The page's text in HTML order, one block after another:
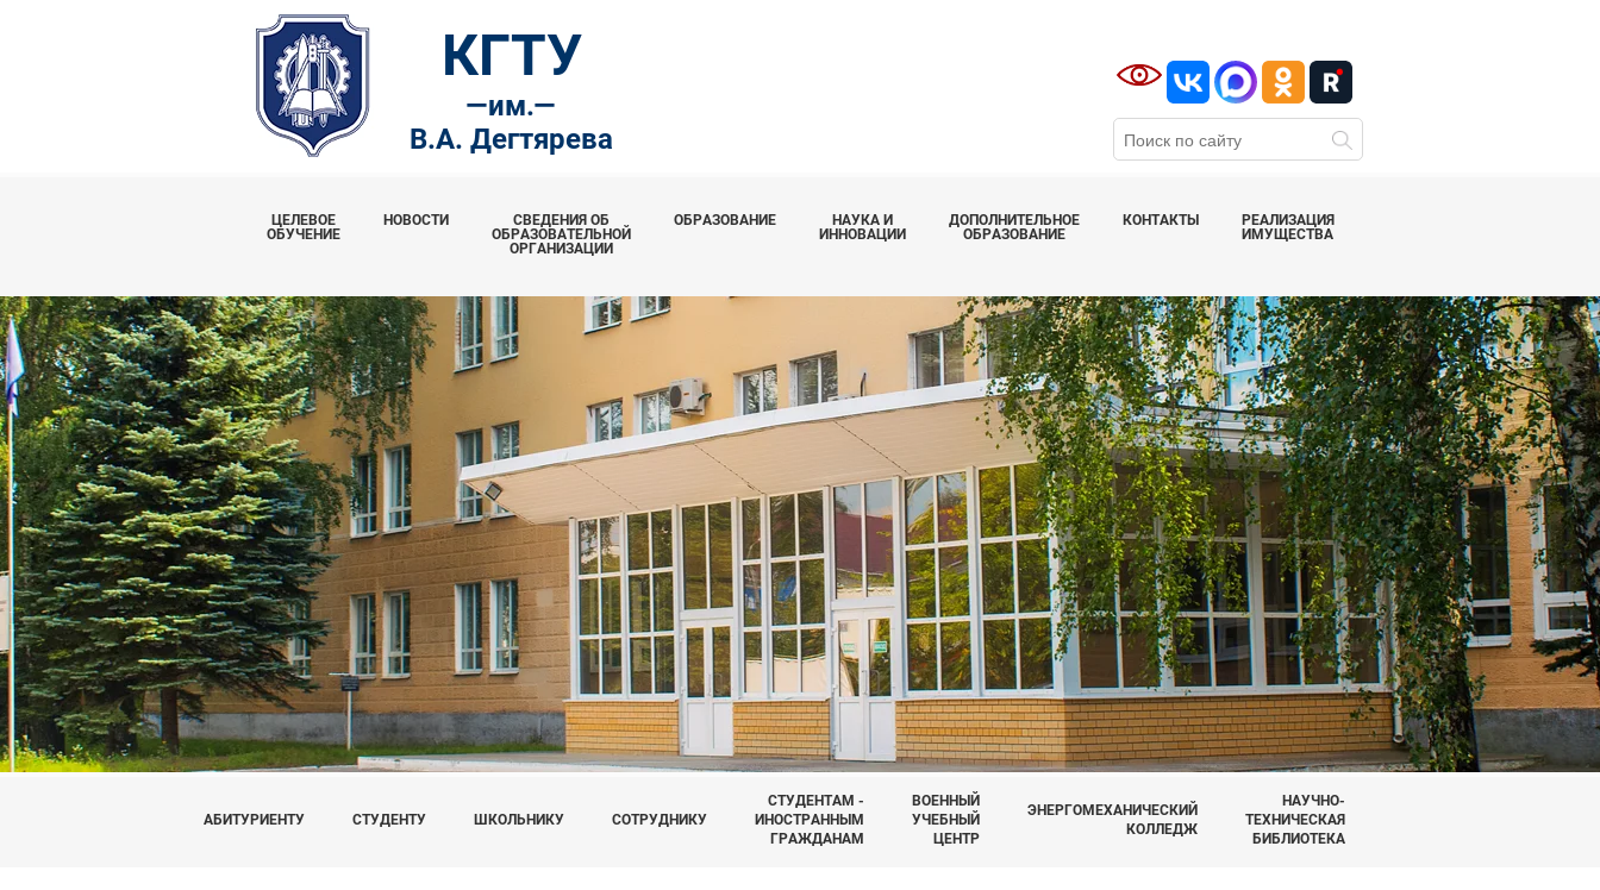
КГТУ
—им.—
В.А. Дегтярева
ЦЕЛЕВОЕ
ОБУЧЕНИЕ
НОВОСТИ
СВЕДЕНИЯ ОБ
ОБРАЗОВАТЕЛЬНОЙ
ОРГАНИЗАЦИИ
ОБРАЗОВАНИЕ
НАУКА И
ИННОВАЦИИ
ДОПОЛНИТЕЛЬНОЕ
ОБРАЗОВАНИЕ
КОНТАКТЫ
РЕАЛИЗАЦИЯ
ИМУЩЕСТВА
АБИТУРИЕНТУ СТУДЕНТУ ШКОЛЬНИКУ СОТРУДНИКУ
СТУДЕНТАМ -
ИНОСТРАННЫМ
ГРАЖДАНАМ
ВОЕННЫЙ
УЧЕБНЫЙ
ЦЕНТР
ЭНЕРГОМЕХАНИЧЕСКИЙ
КОЛЛЕДЖ
НАУЧНО-
ТЕХНИЧЕСКАЯ
БИБЛИОТЕКА